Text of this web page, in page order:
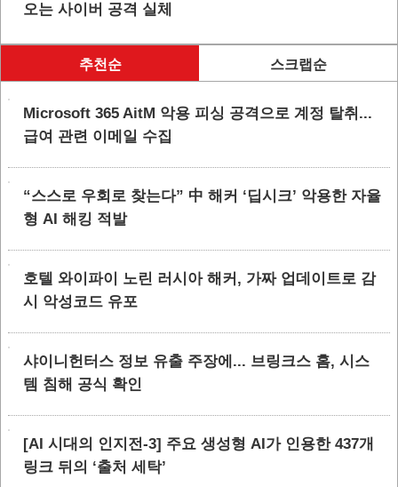
오는 사이버 공격 실체
추천순 스크랩순
Microsoft 365 AitM 악용 피싱 공격으로 계정 탈취...
급여 관련 이메일 수집
“스스로 우회로 찾는다” 中 해커 ‘딥시크’ 악용한 자율
형 AI 해킹 적발
호텔 와이파이 노린 러시아 해커, 가짜 업데이트로 감
시 악성코드 유포
샤이니헌터스 정보 유출 주장에... 브링크스 홈, 시스
템 침해 공식 확인
[AI 시대의 인지전-3] 주요 생성형 AI가 인용한 437개
링크 뒤의 ‘출처 세탁’